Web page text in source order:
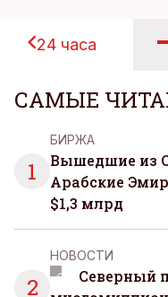
24 часа
САМЫЕ
1
БИРЖА
Вышедшие из
Арабские
$1,3 млрд
2
НОВОСТИ
Северный